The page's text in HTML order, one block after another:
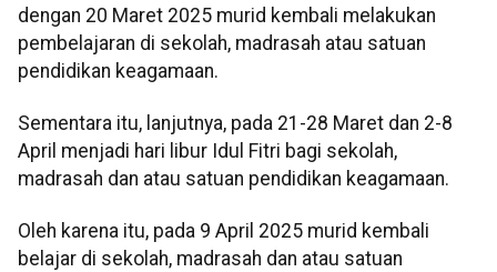
dengan 20 Maret 2025 murid kembali melakukan
pembelajaran di sekolah, madrasah atau satuan
pendidikan keagamaan.
Sementara itu, lanjutnya, pada 21-28 Maret dan 2-8
April menjadi hari libur Idul Fitri bagi sekolah,
madrasah dan atau satuan pendidikan keagamaan.
Oleh karena itu, pada 9 April 2025 murid kembali
belajar di sekolah, madrasah dan atau satuan